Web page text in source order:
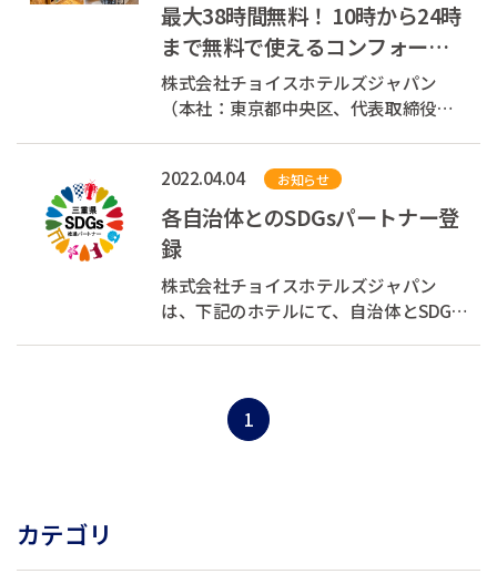
最大38時間無料！ 10時から24時
まで無料で使えるコンフォート
ホテルのオープンスペース
「Comfort Librar...
株式会社チョイスホテルズジャパン
（本社：東京都中央区、代表取締役社
ートホテル」8店舗で、宿泊者無料のオ
ープンスペース「Comfort Library
Cafe」を導入します。 Comfort Library
Cafeは...
2022.04.04 お知らせ
各自治体とのSDGsパートナー登
録
株式会社チョイスホテルズジャパン
は、下記のホテルにて、自治体とSDGs
するものであります。
1
カテゴリ